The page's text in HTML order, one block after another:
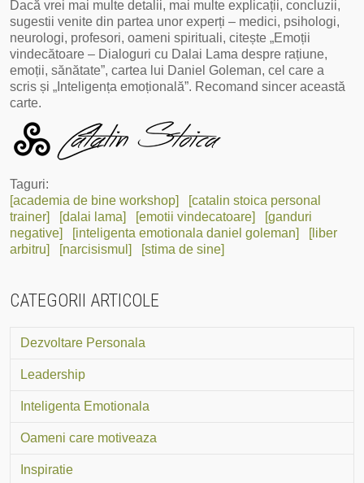
Dacă vrei mai multe detalii, mai multe explicații, concluzii,
sugestii venite din partea unor experți – medici, psihologi,
neurologi, profesori, oameni spirituali, citește „Emoții
vindecătoare – Dialoguri cu Dalai Lama despre rațiune,
emoții, sănătate”, cartea lui Daniel Goleman, cel care a
scris și „Inteligența emoțională”. Recomand sincer această
carte.
Taguri:
[academia de bine workshop]
[catalin stoica personal
trainer]
[dalai lama] [emotii vindecatoare]
[ganduri
negative]
[inteligenta emotionala daniel goleman]
[liber
arbitru]
[narcisismul] [stima de sine]
CATEGORII ARTICOLE
Dezvoltare Personala
Leadership
Inteligenta Emotionala
Oameni care motiveaza
Inspiratie